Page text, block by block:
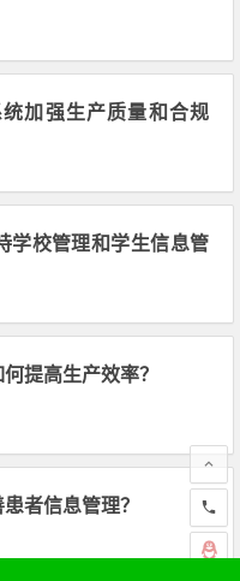
通过MES系统加强生
MES如何支持学校管
，MES系统如何提高
者信息管理？